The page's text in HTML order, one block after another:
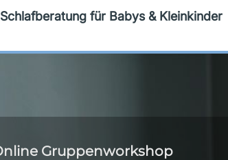
Schlafberatung für Babys & Kleinkinder
Gruppenworkshop